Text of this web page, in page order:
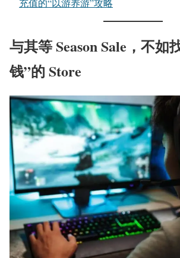
与其等 Season Sale，不如
钱”的 Store